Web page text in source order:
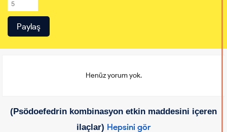
Henüz yorum yok.
(Psödoefedrin kombinasyon etkin maddesini içeren
ilaçlar) Hepsini gör